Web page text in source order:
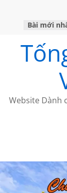
Bài mới
Website Dành